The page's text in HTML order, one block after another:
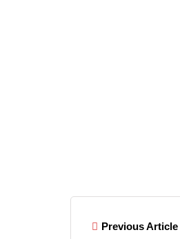
Previous Article